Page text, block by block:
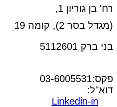
רח' בן גוריון 1,
(מגדל בסר 2), קומה 19
בני ברק 5112601
פקס:03-6005531
דוא"ל:
Linkedin-in